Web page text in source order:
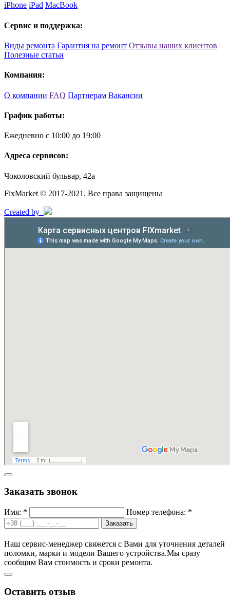
iPhone iPad MacBook
Сервис и поддержка:
Виды ремонта Гарантия на ремонт Отзывы наших клиентов
Полезные статьи
Компания:
О компании FAQ Партнерам Вакансии
График работы:
Ежедневно с 10:00 до 19:00
Адреса сервисов:
Чоколовский бульвар, 42а
FixMarket © 2017-2021. Все права защищены
Created by
Заказать звонок
Имя: * Номер телефона: *
Заказать
Наш сервис-менеджер свяжется с Вами для уточнения деталей
поломки, марки и модели Вашего устройства.Мы сразу
сообщим Вам стоимость и сроки ремонта.
Оставить отзыв